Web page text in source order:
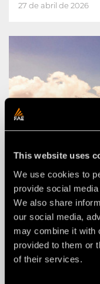
This website uses
We use cookies to
provide social
We also share
our social media,
may combine it with
provided to them or
of their services.
27 de abril de 2026